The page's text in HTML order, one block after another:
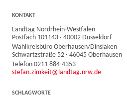
KONTAKT
Landtag Nordrhein-Westfalen
Postfach 101143 · 40002 Düsseldorf
Wahlkreisbüro Oberhausen/Dinslaken
Schwartzstraße 52 · 46045 Oberhausen
Telefon 0211 884-4353
stefan.zimkeit@landtag.nrw.de
SCHLAGWORTE